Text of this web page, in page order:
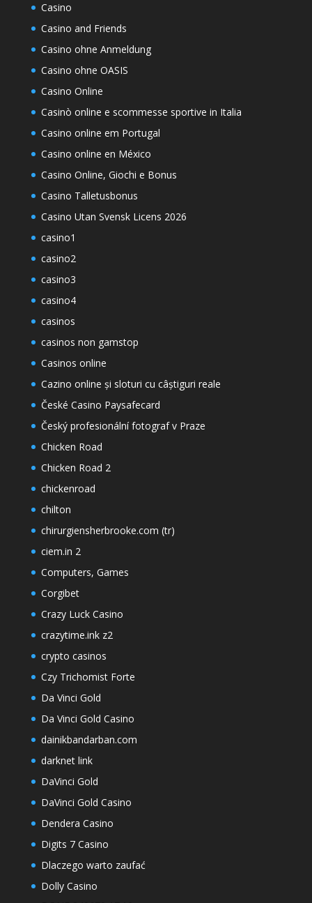
Casino
Casino and Friends
Casino ohne Anmeldung
Casino ohne OASIS
Casino Online
Casinò online e scommesse sportive in Italia
Casino online em Portugal
Casino online en México
Casino Online, Giochi e Bonus
Casino Talletusbonus
Casino Utan Svensk Licens 2026
casino1
casino2
casino3
casino4
casinos
casinos non gamstop
Casinos online
Cazino online și sloturi cu câștiguri reale
České Casino Paysafecard
Český profesionální fotograf v Praze
Chicken Road
Chicken Road 2
chickenroad
chilton
chirurgiensherbrooke.com (tr)
ciem.in 2
Computers, Games
Corgibet
Crazy Luck Casino
crazytime.ink z2
crypto casinos
Czy Trichomist Forte
Da Vinci Gold
Da Vinci Gold Casino
dainikbandarban.com
darknet link
DaVinci Gold
DaVinci Gold Casino
Dendera Casino
Digits 7 Casino
Dlaczego warto zaufać
Dolly Casino